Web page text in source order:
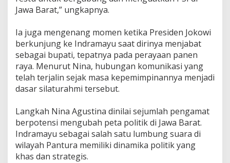
Jawa Barat,” ungkapnya.
‎Ia juga mengenang momen ketika Presiden Jokowi
berkunjung ke Indramayu saat dirinya menjabat
sebagai bupati, tepatnya pada perayaan panen
raya. Menurut Nina, hubungan komunikasi yang
telah terjalin sejak masa kepemimpinannya menjadi
dasar silaturahmi tersebut.
‎Langkah Nina Agustina dinilai sejumlah pengamat
berpotensi mengubah peta politik di Jawa Barat.
Indramayu sebagai salah satu lumbung suara di
wilayah Pantura memiliki dinamika politik yang
khas dan strategis.